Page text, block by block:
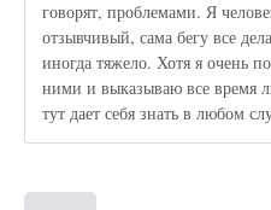
говорят, проблемами. Я
отзывчивый, сама бегу все
иногда тяжело. Хотя я очень
ними и выказываю все время
тут дает себя знать в любом